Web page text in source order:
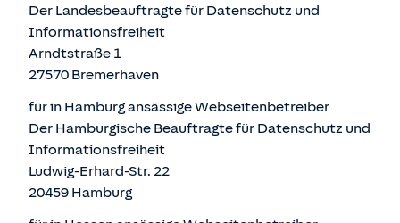
Der Landesbeauftragte für Datenschutz und
Informationsfreiheit
Arndtstraße 1
27570 Bremerhaven
für in Hamburg ansässige Webseitenbetreiber
Der Hamburgische Beauftragte für Datenschutz und
Informationsfreiheit
Ludwig-Erhard-Str. 22
20459 Hamburg